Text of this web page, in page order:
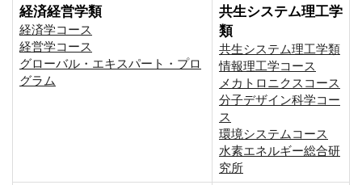
経済経営学類
経済学コース
経営学コース
グローバル・エキスパート・プロ
グラム
共生システム理工学
類
共生システム理工学類
情報理工学コース
メカトロニクスコース
分子デザイン科学コー
ス
環境システムコース
⽔素エネルギー総合研
究所